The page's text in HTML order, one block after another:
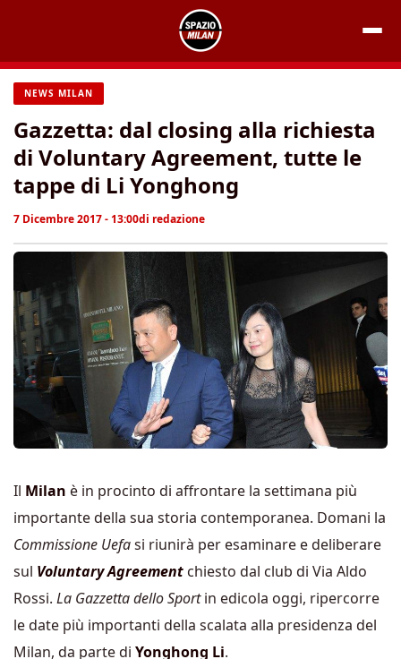
contenuto
NEWS MILAN
Gazzetta: dal closing alla richiesta
di Voluntary Agreement, tutte le
tappe di Li Yonghong
7 Dicembre 2017 - 13:00di redazione
Il Milan è in procinto di affrontare la settimana più
importante della sua storia contemporanea. Domani la
Commissione Uefasi riunirà per esaminare e deliberare
sul Voluntary Agreement chiesto dal club di Via Aldo
Rossi. La Gazzetta dello Sportin edicola oggi, ripercorre
le date più importanti della scalata alla presidenza del
Milan, da parte di Yonghong Li.